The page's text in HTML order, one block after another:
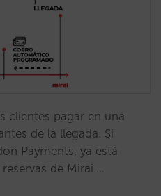
clientes pagar en una
de la llegada. Si
Payments, ya está
de Mirai.…